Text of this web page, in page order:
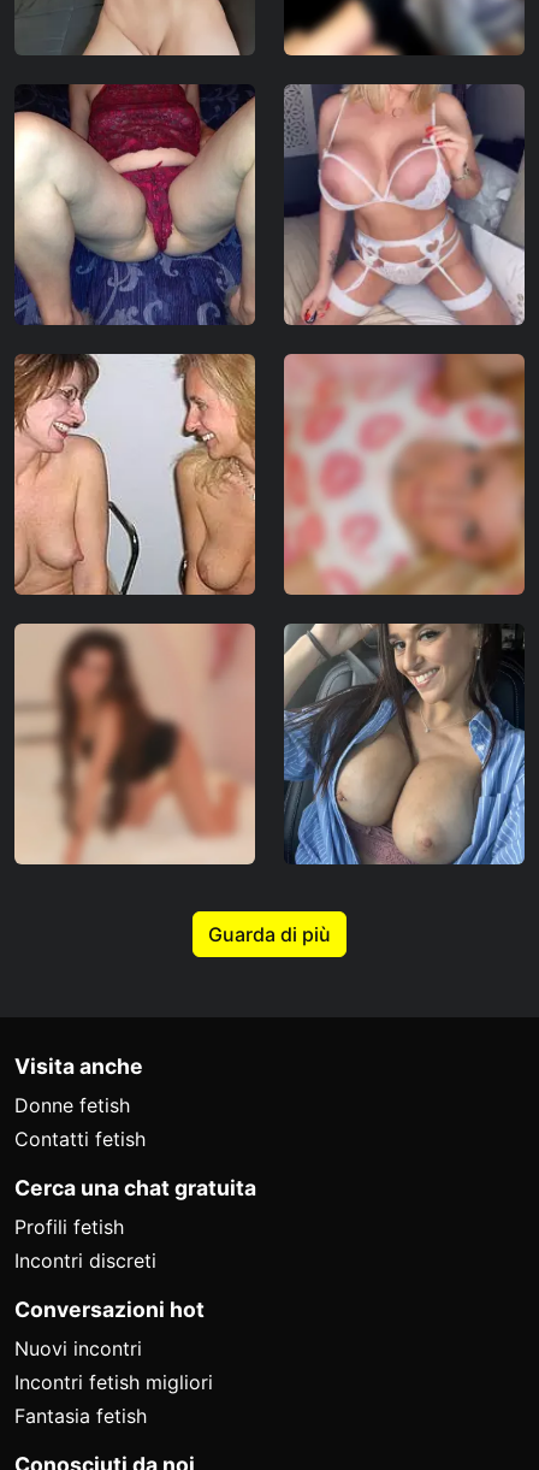
Guarda di più
Visita anche
Donne fetish
Contatti fetish
Cerca una chat gratuita
Profili fetish
Incontri discreti
Conversazioni hot
Nuovi incontri
Incontri fetish migliori
Fantasia fetish
Conosciuti da noi